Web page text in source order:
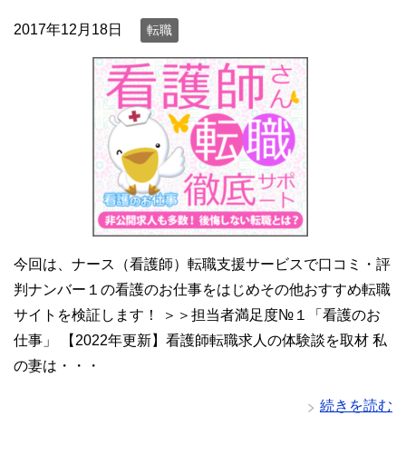
2017年12月18日 転職
今回は、ナース（看護師）転職支援サービスで口コミ・評
判ナンバー１の看護のお仕事をはじめその他おすすめ転職
サイトを検証します！ ＞＞担当者満足度№１「看護のお
仕事」 【2022年更新】看護師転職求人の体験談を取材 私
の妻は・・・
続きを読む